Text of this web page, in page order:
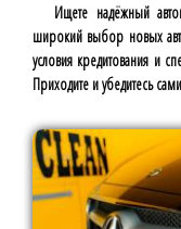
Ищете надёжный
широкий выбор новых
условия кредитования и
Приходите и убедитесь